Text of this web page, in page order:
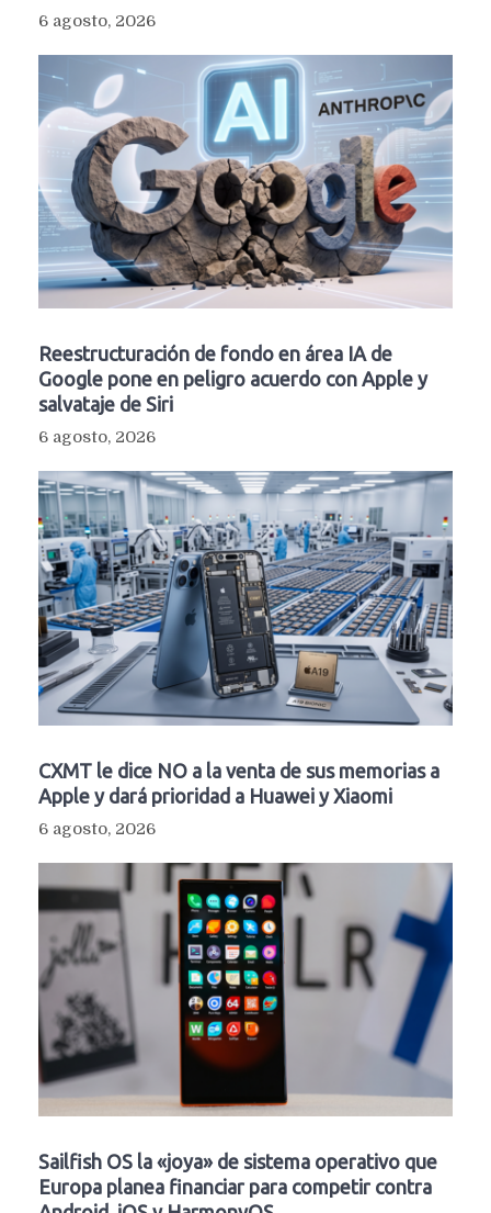
6 agosto, 2026
Reestructuración de fondo en área IA de
Google pone en peligro acuerdo con Apple y
salvataje de Siri
6 agosto, 2026
CXMT le dice NO a la venta de sus memorias a
Apple y dará prioridad a Huawei y Xiaomi
6 agosto, 2026
Sailfish OS la «joya» de sistema operativo que
Europa planea financiar para competir contra